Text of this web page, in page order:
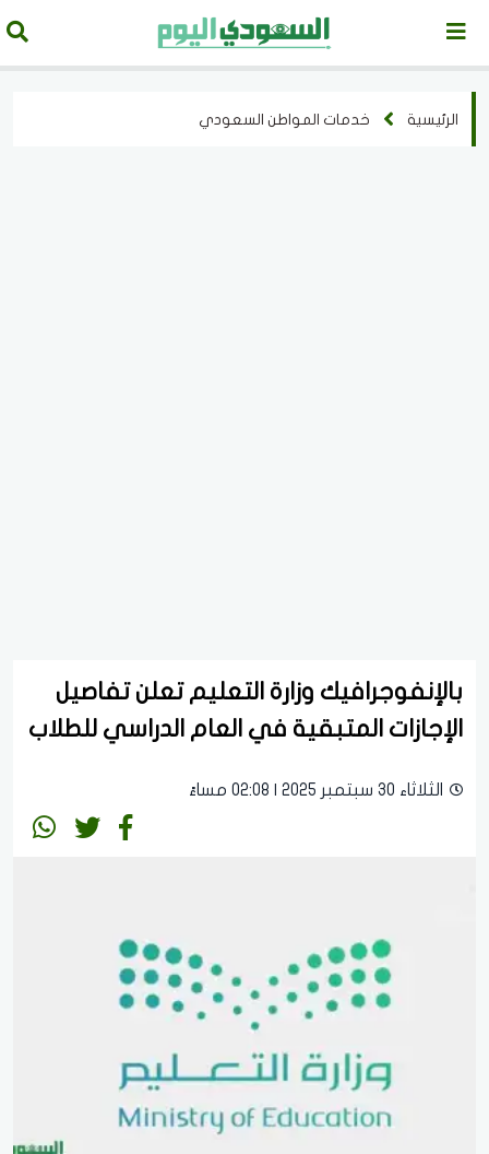
الرئيسية خدمات المواطن السعودي
بالإنفوجرافيك وزارة التعليم تعلن تفاصيل
الإجازات المتبقية في العام الدراسي للطلاب
الثلاثاء 30 سبتمبر 2025 | 02:08 مساءً